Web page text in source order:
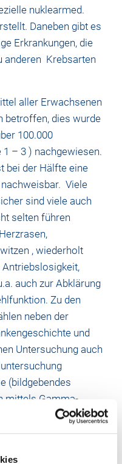
nuklearmed.
Daneben gibt es
Erkrankungen, die
anderen Krebsarten
aller Erwachsenen
betroffen, dies wurde
100.000
1 – 3 ) nachgewiesen.
bei der Hälfte eine
Viele
sind viele auch
selten führen
, wiederholt
auch zur Abklärung
Zu den
neben der
und
Untersuchung auch
(bildgebendes
mittels Gamma-
der
Antikörper im